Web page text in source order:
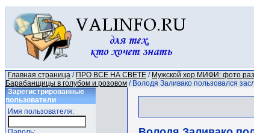
Главная страница / ПРО ВСЕ НА СВЕТЕ / Мужской хор МИФИ: фото
Барабанщицы в голубом и розовом / Володя Заливако пользовался
Зарегистрированные
пользователи
Имя пользователя: